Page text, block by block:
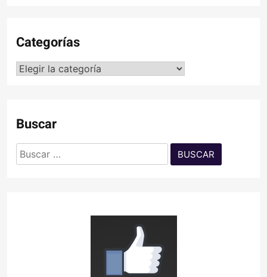
Categorías
Categorías
Buscar
Buscar: